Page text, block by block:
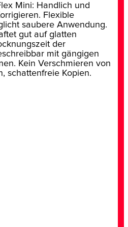
Mini: Handlich und
Flexible
saubere Anwendung.
gut auf glatten
der
mit gängigen
Kein Verschmieren von
schattenfreie Kopien.